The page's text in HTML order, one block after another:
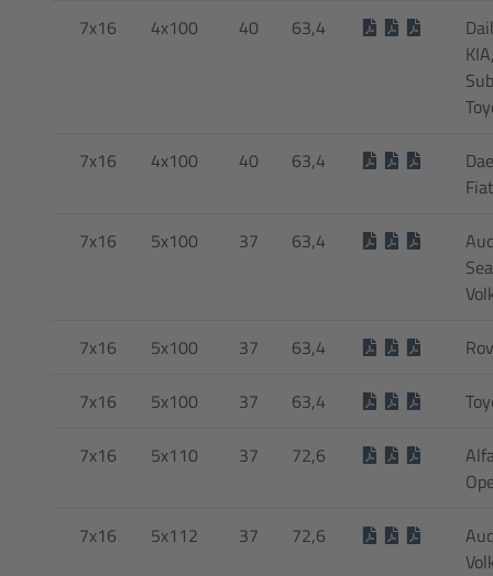
7x16 4x100 40 63,4
7x16 4x100 40 63,4
7x16 5x100 37 63,4
7x16 5x100 37 63,4
7x16 5x100 37 63,4
7x16 5x110 37 72,6
7x16 5x112 37 72,6